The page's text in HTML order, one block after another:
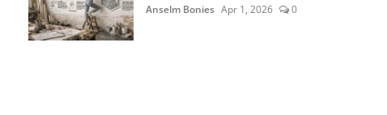
Anselm Bonies Apr 1, 2026 0